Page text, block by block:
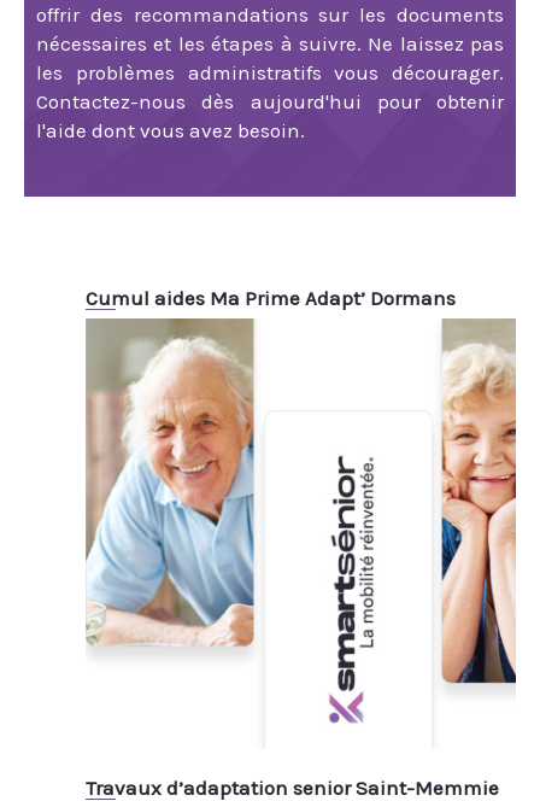
offrir des recommandations sur les documents
nécessaires et les étapes à suivre. Ne laissez pas
les problèmes administratifs vous décourager.
Contactez-nous dès aujourd'hui pour obtenir
l'aide dont vous avez besoin.
Cumul aides Ma Prime Adapt’ Dormans
Travaux d’adaptation senior Saint-Memmie